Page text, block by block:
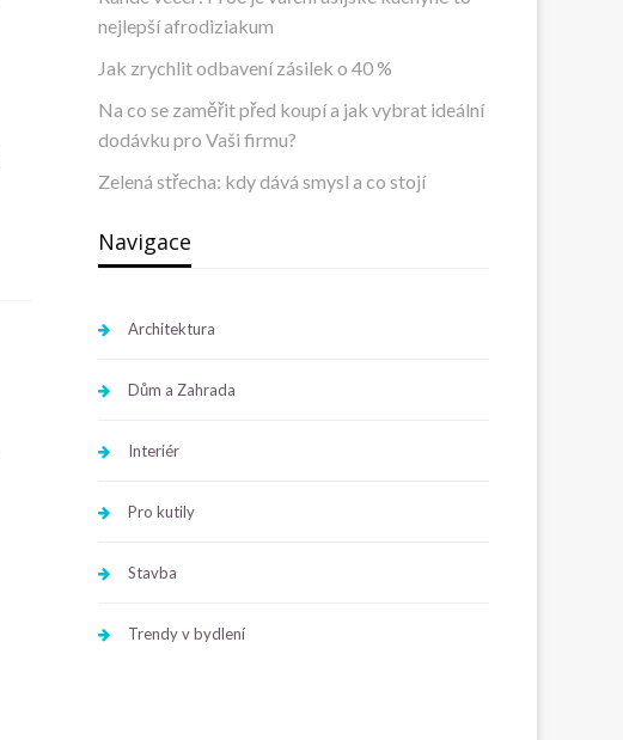
nejlepší afrodiziakum
Jak zrychlit odbavení zásilek o 40 %
Na co se zaměřit před koupí a jak vybrat ideální
dodávku pro Vaši firmu?
Zelená střecha: kdy dává smysl a co stojí
Navigace
Architektura
Dům a Zahrada
Interiér
Pro kutily
Stavba
Trendy v bydlení